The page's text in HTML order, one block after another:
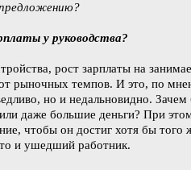
у руководства?
рост зарплаты на
от рыночных темпов. И это, по
но и недальновидно. Зачем
даже большие деньги? При
чтобы он достиг хотя бы того
и ушедший работник.